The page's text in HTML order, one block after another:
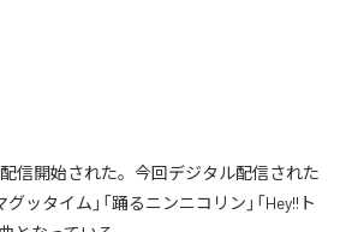
配信開始された。今回デジタル配信された
グッタイム」「踊るニンニコリン」「Hey!!ト